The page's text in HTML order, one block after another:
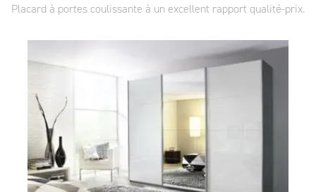
Placard à portes coulissante à un excellent rapport qualité-prix.